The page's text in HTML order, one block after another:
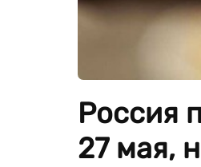
Россия
27 мая,